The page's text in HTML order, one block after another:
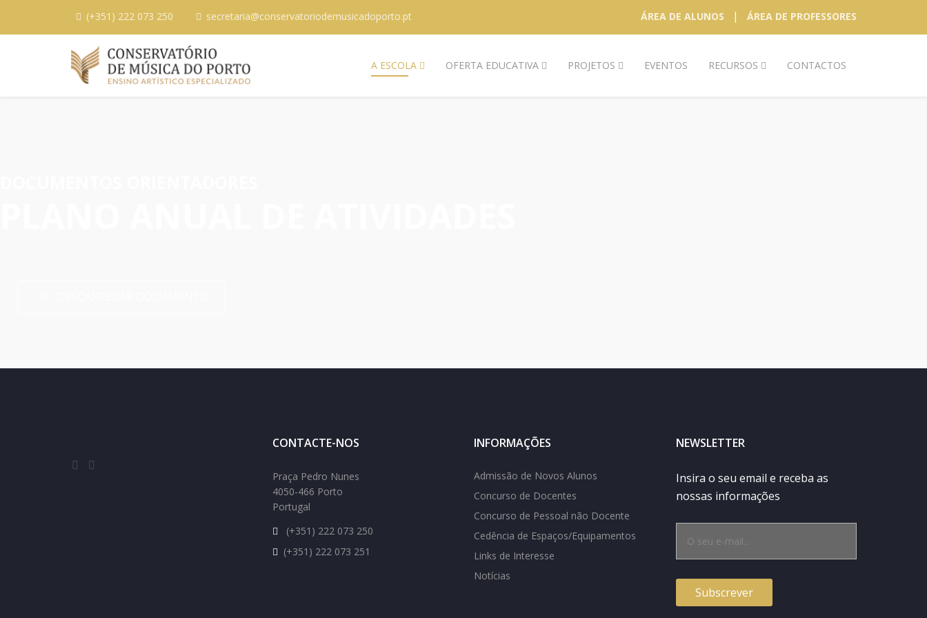
(+351) 222 073 250 secretaria@conservatoriodemusicadoporto.pt ÁREA DE ALUNOS | ÁREA DE PROFESSORES
A ESCOLA OFERTA EDUCATIVA PROJETOS EVENTOS RECURSOS CONTACTOS
CONTACTE-NOS
Praça Pedro Nunes
4050-466 Porto
Portugal
(+351) 222 073 250
(+351) 222 073 251
INFORMAÇÕES
Admissão de Novos Alunos
Concurso de Docentes
Concurso de Pessoal não Docente
Cedência de Espaços/Equipamentos
Links de Interesse
Notícias
NEWSLETTER
Insira o seu email e receba as
nossas informações